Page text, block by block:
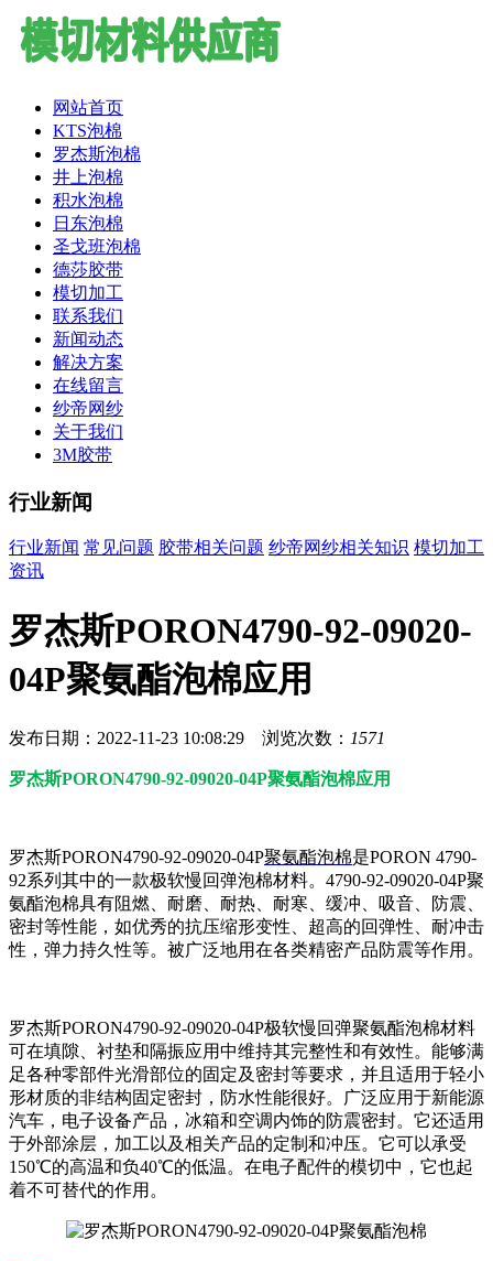
网站首页
KTS泡棉
罗杰斯泡棉
井上泡棉
积水泡棉
日东泡棉
圣戈班泡棉
德莎胶带
模切加工
联系我们
新闻动态
解决方案
在线留言
纱帝网纱
关于我们
3M胶带
行业新闻
行业新闻 常见问题 胶带相关问题 纱帝网纱相关知识 模切加工
资讯
罗杰斯PORON4790-92-09020-
04P聚氨酯泡棉应用
发布日期：2022-11-23 10:08:29 浏览次数： 1571
罗杰斯PORON4790-92-09020-04P聚氨酯泡棉应用
罗杰斯PORON4790-92-09020-04P聚氨酯泡棉是PORON 4790-
92系列其中的一款极软慢回弹泡棉材料。4790-92-09020-04P聚
氨酯泡棉具有阻燃、耐磨、耐热、耐寒、缓冲、吸音、防震、
密封等性能，如优秀的抗压缩形变性、超高的回弹性、耐冲击
性，弹力持久性等。被广泛地用在各类精密产品防震等作用。
罗杰斯PORON4790-92-09020-04P极软慢回弹聚氨酯泡棉材料
可在填隙、衬垫和隔振应用中维持其完整性和有效性。能够满
足各种零部件光滑部位的固定及密封等要求，并且适用于轻小
形材质的非结构固定密封，防水性能很好。广泛应用于新能源
汽车，电子设备产品，冰箱和空调内饰的防震密封。它还适用
于外部涂层，加工以及相关产品的定制和冲压。它可以承受
150℃的高温和负40℃的低温。在电子配件的模切中，它也起
着不可替代的作用。